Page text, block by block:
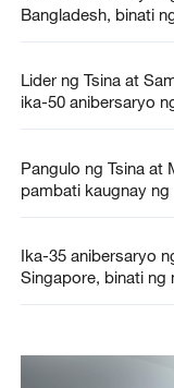
Bangladesh, binati
Lider ng Tsina at
ika-50 anibersaryo
Pangulo ng Tsina at
pambati kaugnay
Ika-35 anibersaryo
Singapore, binati ng